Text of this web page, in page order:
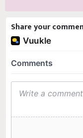
Share your